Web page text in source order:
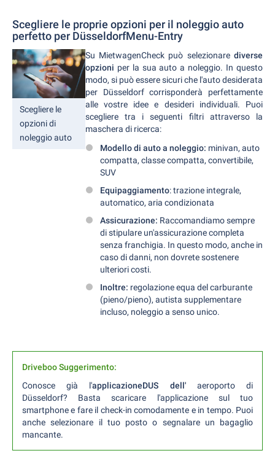
Scegliere le proprie opzioni per il noleggio auto
perfetto per DüsseldorfMenu-Entry
Scegliere le
opzioni di
noleggio auto
Su MietwagenCheck può selezionare diverse
opzioni per la sua auto a noleggio. In questo
modo, si può essere sicuri che l'auto desiderata
per Düsseldorf corrisponderà perfettamente
alle vostre idee e desideri individuali. Puoi
scegliere tra i seguenti filtri attraverso la
maschera di ricerca:
Modello di auto a noleggio: minivan, auto
compatta, classe compatta, convertibile,
SUV
Equipaggiamento: trazione integrale,
automatico, aria condizionata
Assicurazione: Raccomandiamo sempre
di stipulare un'assicurazione completa
senza franchigia. In questo modo, anche in
caso di danni, non dovrete sostenere
ulteriori costi.
Inoltre: regolazione equa del carburante
(pieno/pieno), autista supplementare
incluso, noleggio a senso unico.
Driveboo Suggerimento:
Conosce già l'applicazioneDUS dell'aeroporto di
Düsseldorf? Basta scaricare l'applicazione sul tuo
smartphone e fare il check-in comodamente e in tempo. Puoi
anche selezionare il tuo posto o segnalare un bagaglio
mancante.